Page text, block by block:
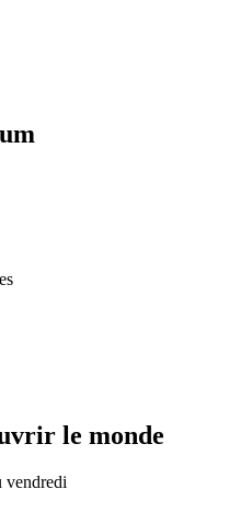
le monde
vendredi